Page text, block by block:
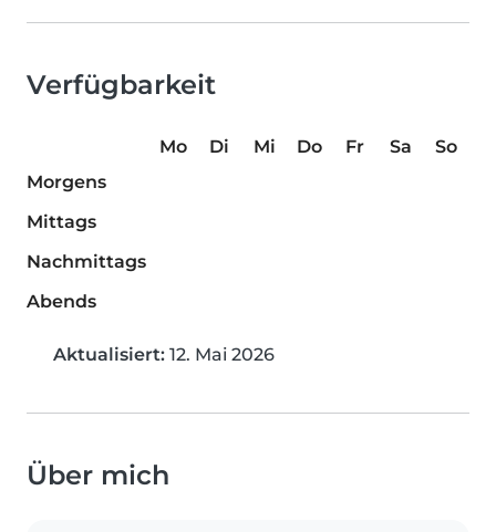
Verfügbarkeit
Mo Di Mi Do Fr Sa
So
Morgens
Mittags
Nachmittags
Abends
Aktualisiert: 12. Mai 2026
Über mich